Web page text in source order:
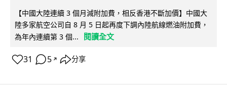
【中國大陸連續 3 個月減附加費，相反香港不斷加價】中國大
陸多家航空公司自 8 月 5 日起再度下調內陸航線燃油附加費，
為年內連續第 3 個...
閱讀全文
31 5 ↗ 分享